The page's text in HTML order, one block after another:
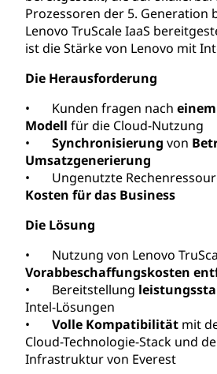
Prozessoren der 5. Generation
Lenovo TruScale IaaS
ist die Stärke von Lenovo mit
Die Herausforderung
• Kunden fragen nach
Modell für die Cloud-Nutzung
• Synchronisierung von
Umsatzgenerierung
• Ungenutzte
Kosten für das Business
Die Lösung
• Nutzung von Lenovo
Vorabbeschaffungskosten
• Bereitstellung
Intel-Lösungen
• Volle Kompatibilität mit
Cloud-Technologie-Stack und
Infrastruktur von Everest